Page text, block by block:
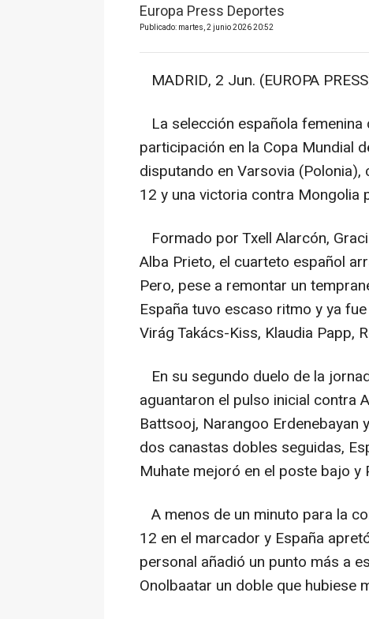
Europa Press Deportes
Publicado: martes, 2 junio 2026 20:52
MADRID, 2 Jun. (EUROPA
La selección española
participación en la Copa Mundial
disputando en Varsovia
12 y una victoria contra Mongolia
Formado por Txell Alarcón,
Alba Prieto, el cuarteto español
Pero, pese a remontar un
España tuvo escaso ritmo y ya
Virág Takács-Kiss, Klaudia Papp,
En su segundo duelo de la
aguantaron el pulso inicial contra
Battsooj, Narangoo Erdenebayan
dos canastas dobles seguidas,
Muhate mejoró en el poste bajo
A menos de un minuto para la
12 en el marcador y España
personal añadió un punto más a
Onolbaatar un doble que hubiese